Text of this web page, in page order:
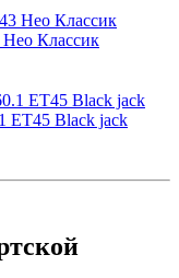
Классик
ET45 Black jack